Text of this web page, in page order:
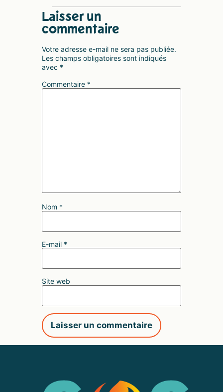
Laisser un
commentaire
Votre adresse e-mail ne sera pas publiée.
Les champs obligatoires sont indiqués
avec *
Commentaire *
Nom *
E-mail *
Site web